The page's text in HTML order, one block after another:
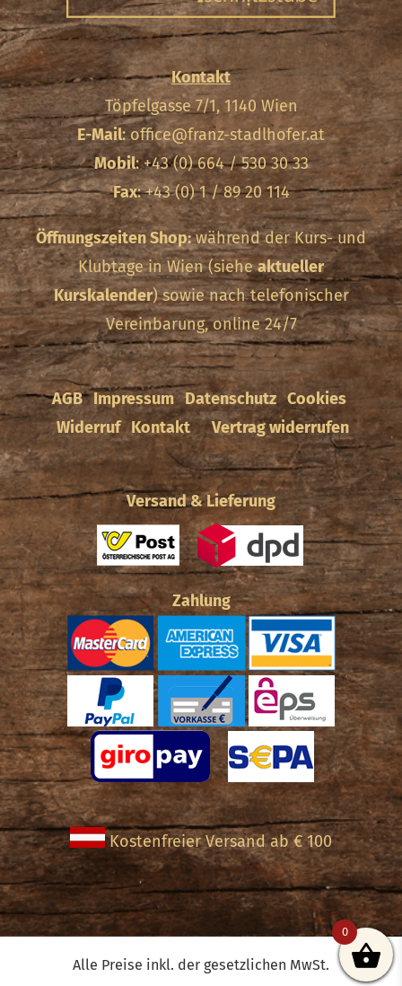
Kontakt
Töpfelgasse 7/1, 1140 Wien
E-Mail:office@franz-stadlhofer.at
Mobil: +43 (0) 664 / 530 30 33
Fax: +43 (0) 1 / 89 20 114
Öffnungszeiten Shop:während der Kurs- und
Klubtage in Wien (sieheaktueller
Kurskalender) sowie nach telefonischer
Vereinbarung, online 24/7
AGB Impressum Datenschutz Cookies
Widerruf Kontakt Vertrag widerrufen
Versand & Lieferung
Zahlung
Kostenfreier Versand ab € 100
Alle Preise inkl. der gesetzlichen MwSt.
0